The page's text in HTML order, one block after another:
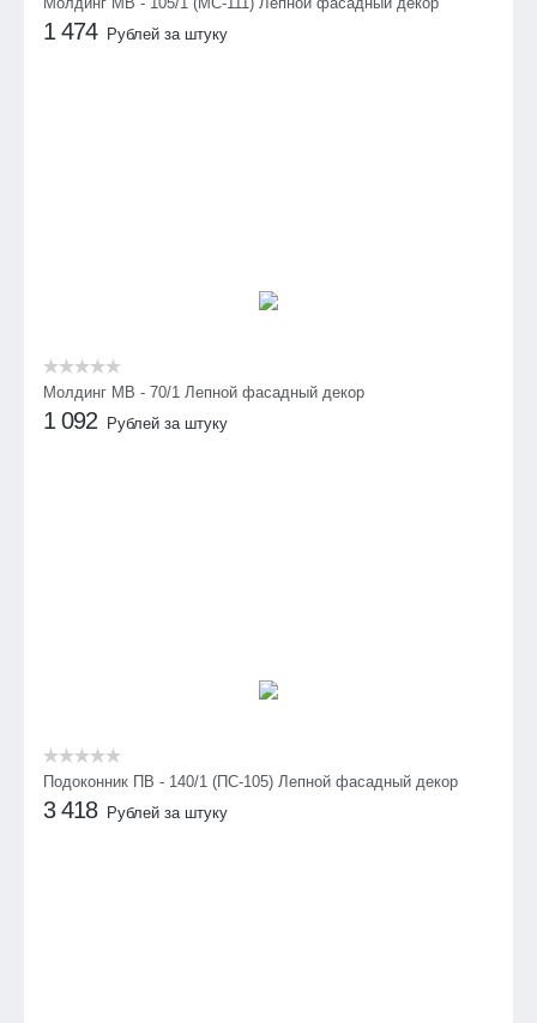
1 474 Рублей за штуку
Молдинг МВ - 70/1 Лепной фасадный декор
1 092 Рублей за штуку
Подоконник ПВ - 140/1 (ПС-105) Лепной фасадный декор
3 418 Рублей за штуку